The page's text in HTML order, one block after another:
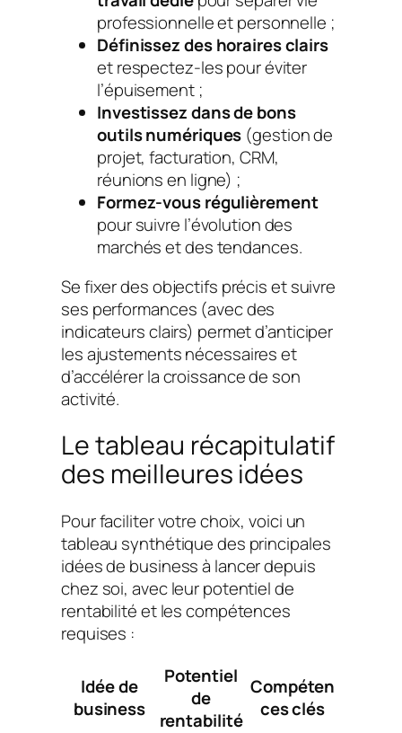
professionnelle et personnelle ;
Définissez des horaires clairs
et respectez-les pour éviter
l’épuisement ;
Investissez dans de bons
outils numériques (gestion de
projet, facturation, CRM,
réunions en ligne) ;
Formez-vous régulièrement
pour suivre l’évolution des
marchés et des tendances.
Se fixer des objectifs précis et suivre
ses performances (avec des
indicateurs clairs) permet d’anticiper
les ajustements nécessaires et
d’accélérer la croissance de son
activité.
Le tableau récapitulatif
des meilleures idées
Pour faciliter votre choix, voici un
tableau synthétique des principales
idées de business à lancer depuis
chez soi, avec leur potentiel de
rentabilité et les compétences
requises :
Idée de
business
Potentiel
de
rentabilité
Compéten
ces clés